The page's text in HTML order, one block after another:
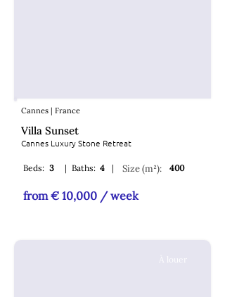
Cannes | France
Villa Sunset
Cannes Luxury Stone Retreat
Beds: 3 | Baths: 4 | Size (m²): 400
from € 10,000 / week
À louer